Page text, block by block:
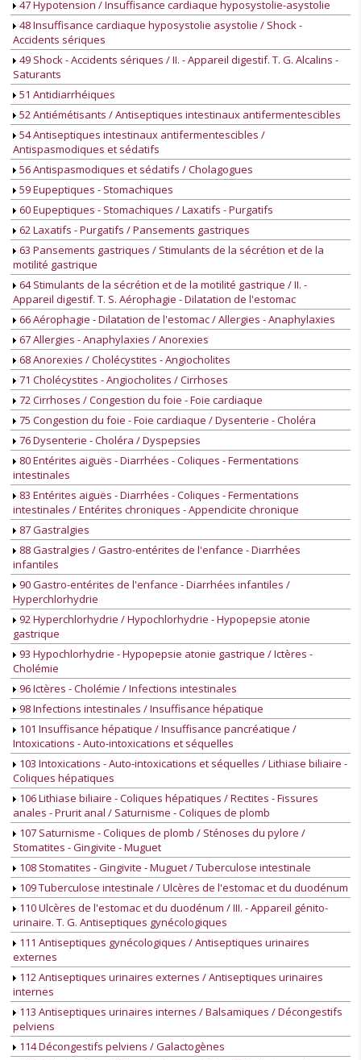
47 Hypotension / Insuffisance cardiaque hyposystolie-asystolie
48 Insuffisance cardiaque hyposystolie asystolie / Shock -
Accidents sériques
49 Shock - Accidents sériques / II. - Appareil digestif. T. G. Alcalins -
Saturants
51 Antidiarrhéiques
52 Antiémétisants / Antiseptiques intestinaux antifermentescibles
54 Antiseptiques intestinaux antifermentescibles /
Antispasmodiques et sédatifs
56 Antispasmodiques et sédatifs / Cholagogues
59 Eupeptiques - Stomachiques
60 Eupeptiques - Stomachiques / Laxatifs - Purgatifs
62 Laxatifs - Purgatifs / Pansements gastriques
63 Pansements gastriques / Stimulants de la sécrétion et de la
motilité gastrique
64 Stimulants de la sécrétion et de la motilité gastrique / II. -
Appareil digestif. T. S. Aérophagie - Dilatation de l'estomac
66 Aérophagie - Dilatation de l'estomac / Allergies - Anaphylaxies
67 Allergies - Anaphylaxies / Anorexies
68 Anorexies / Cholécystites - Angiocholites
71 Cholécystites - Angiocholites / Cirrhoses
72 Cirrhoses / Congestion du foie - Foie cardiaque
75 Congestion du foie - Foie cardiaque / Dysenterie - Choléra
76 Dysenterie - Choléra / Dyspepsies
80 Entérites aiguës - Diarrhées - Coliques - Fermentations
intestinales
83 Entérites aiguës - Diarrhées - Coliques - Fermentations
intestinales / Entérites chroniques - Appendicite chronique
87 Gastralgies
88 Gastralgies / Gastro-entérites de l'enfance - Diarrhées
infantiles
90 Gastro-entérites de l'enfance - Diarrhées infantiles /
Hyperchlorhydrie
92 Hyperchlorhydrie / Hypochlorhydrie - Hypopepsie atonie
gastrique
93 Hypochlorhydrie - Hypopepsie atonie gastrique / Ictères -
Cholémie
96 Ictères - Cholémie / Infections intestinales
98 Infections intestinales / Insuffisance hépatique
101 Insuffisance hépatique / Insuffisance pancréatique /
Intoxications - Auto-intoxications et séquelles
103 Intoxications - Auto-intoxications et séquelles / Lithiase biliaire -
Coliques hépatiques
106 Lithiase biliaire - Coliques hépatiques / Rectites - Fissures
anales - Prurit anal / Saturnisme - Coliques de plomb
107 Saturnisme - Coliques de plomb / Sténoses du pylore /
Stomatites - Gingivite - Muguet
108 Stomatites - Gingivite - Muguet / Tuberculose intestinale
109 Tuberculose intestinale / Ulcères de l'estomac et du duodénum
110 Ulcères de l'estomac et du duodénum / III. - Appareil génito-
urinaire. T. G. Antiseptiques gynécologiques
111 Antiseptiques gynécologiques / Antiseptiques urinaires
externes
112 Antiseptiques urinaires externes / Antiseptiques urinaires
internes
113 Antiseptiques urinaires internes / Balsamiques / Décongestifs
pelviens
114 Décongestifs pelviens / Galactogènes